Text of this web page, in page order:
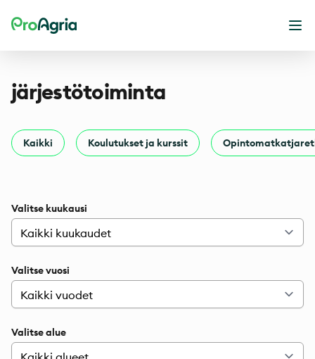
ProAgria
järjestötoiminta
Kaikki Koulutukset ja kurssit
Valitse kuukausi
Valitse vuosi
Valitse alue